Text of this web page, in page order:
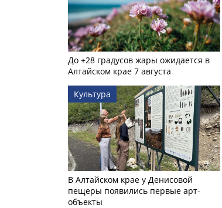
До +28 градусов жары ожидается в
Алтайском крае 7 августа
Культура
В Алтайском крае у Денисовой
пещеры появились первые арт-
объекты